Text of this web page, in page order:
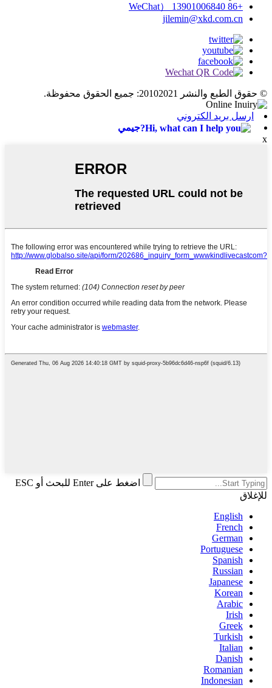
+86 13901006840 （WeChat
jilemin@xkd.com.cn
© حقوق الطبع والنشر 20102021: جميع الحقوق محفوظة.
ارسل بريد الكتروني
جيمي
x
اضغط على Enter للبحث أو ESC
للإغلاق
English
French
German
Portuguese
Spanish
Russian
Japanese
Korean
Arabic
Irish
Greek
Turkish
Italian
Danish
Romanian
Indonesian